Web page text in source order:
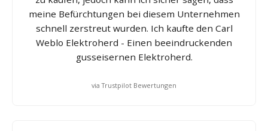
meine Befürchtungen bei diesem Unternehmen
schnell zerstreut wurden. Ich kaufte den Carl
Weblo Elektroherd - Einen beeindruckenden
gusseisernen Elektroherd.
via Trustpilot Bewertungen